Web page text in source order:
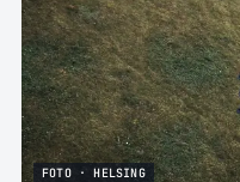
FOTO · HELSING